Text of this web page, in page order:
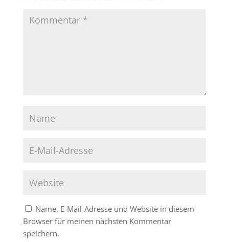
Name, E-Mail-Adresse und Website in diesem
Browser für meinen nächsten Kommentar
speichern.